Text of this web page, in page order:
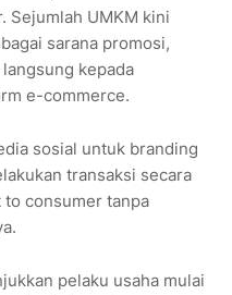
Sejumlah UMKM kini
sarana promosi,
kepada
e-commerce.
sosial untuk branding
transaksi secara
to consumer tanpa
pelaku usaha mulai